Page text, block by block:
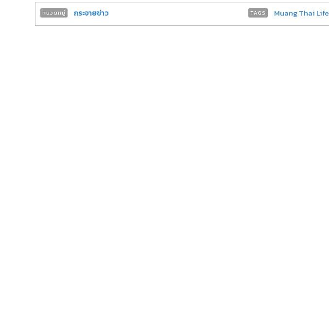
หมวดหมู่ กระจายข่าว TAGS Muang Thai Life